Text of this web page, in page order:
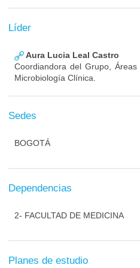
Líder
Aura Lucia Leal Castro
Coordiandora del Grupo,
Microbiología Clínica.
Sedes
BOGOTÁ
Dependencias
2- FACULTAD DE MEDICINA
Planes de estudio